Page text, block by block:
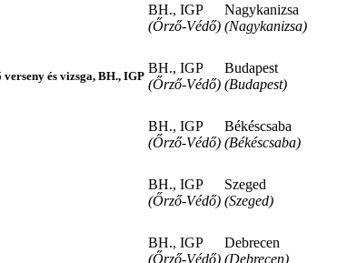
BH., IGP
(Őrző-Védő)
Nagykanizsa
(Nagykanizsa)
és vizsga, BH., IGP
BH., IGP
(Őrző-Védő)
Budapest
(Budapest)
BH., IGP
(Őrző-Védő)
Békéscsaba
(Békéscsaba)
BH., IGP
(Őrző-Védő)
Szeged
(Szeged)
BH., IGP
(Őrző-Védő)
Debrecen
(Debrecen)